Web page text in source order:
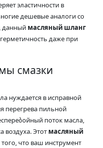
эластичности в
дешевые аналоги со
данный масляный шланг
даже при
смазки
нуждается в исправной
перегрева пильной
поток масла,
воздуха. Этот масляный
что ваш инструмент